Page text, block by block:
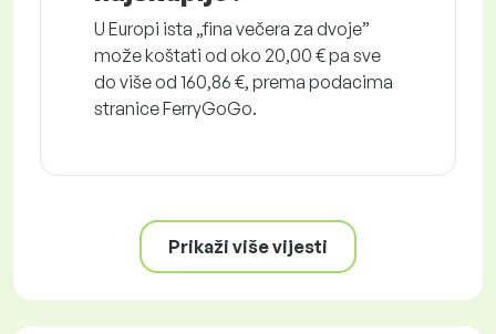
U Europi ista „fina večera za dvoje”
može koštati od oko 20,00 € pa sve
do više od 160,86 €, prema podacima
stranice FerryGoGo.
Prikaži više vijesti